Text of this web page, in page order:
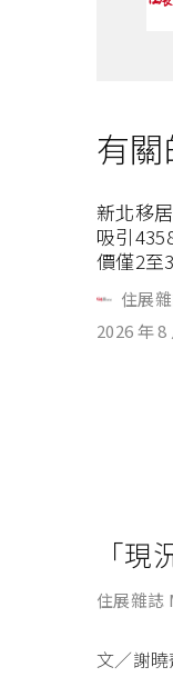
有關
新北移
吸引
價僅2至
住展
2026 年 8
「
住展雜誌
文／謝